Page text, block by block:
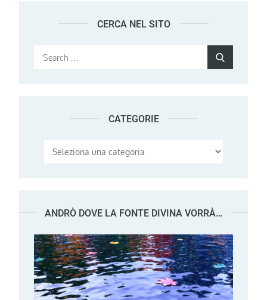
CERCA NEL SITO
Search
CATEGORIE
Categorie
ANDRÒ DOVE LA FONTE DIVINA VORRÀ…